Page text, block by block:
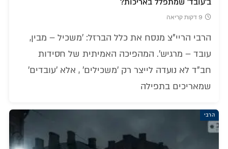
9 דקות קריאה
הרבי הריי"צ מנסח את כלל הברזל: 'משכיל – מבין,
עובד – מרגיש'. המהפיכה האמיתית של חסידות
חב"ד לא נועדה לייצר רק 'משכילים' , אלא 'עובדים'
שמאריכים בתפילה
הרבי